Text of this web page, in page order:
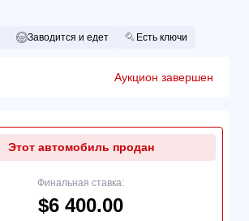
Заводится и едет Есть ключи
Аукцион завершен
Этот автомобиль продан
Финальная ставка:
$6 400.00